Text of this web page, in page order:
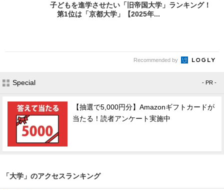
子どもを進学させたい「旧帝国大学」ランキング！
第1位は「京都大学」【2025年...
Recommended by
Special - PR -
【抽選で5,000円分】Amazonギフトカードが
当たる！読者アンケート実施中
「大学」のアクセスランキング